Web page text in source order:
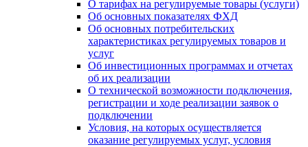
О тарифах на регулируемые товары (услуги)
Об основных показателях ФХД
Об основных потребительских
характеристиках регулируемых товаров и
услуг
Об инвестиционных программах и отчетах
об их реализации
О технической возможности подключения,
регистрации и ходе реализации заявок о
подключении
Условия, на которых осуществляется
оказание регулируемых услуг, условия